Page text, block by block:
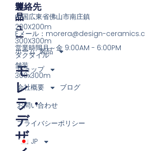
モ
レ
ラ・
デ
ザ
製
品
200X200m
300X300m
タクタイル
舗装
300x300m
メ
ニ
ュ
ー
ホーム 製品
ショップ
会社概要
ブログ
お問い合わせ
プライバシーポリシー
JP
連絡先
中国広東省佛山市南庄鎮
Eメール： morera@design-
営業時間月～金 9:00AM - 6:00PM